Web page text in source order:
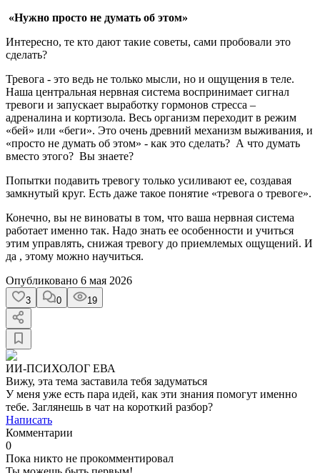
«Нужно просто не думать об этом»
Интересно, те кто дают такие советы, сами пробовали это
сделать?
Тревога - это ведь не только мысли, но и ощущения в теле.
Наша центральная нервная система воспринимает сигнал
тревоги и запускает выработку гормонов стресса –
адреналина и кортизола. Весь организм переходит в режим
«бей» или «беги». Это очень древний механизм выживания, и
«просто не думать об этом» - как это сделать? А что думать
вместо этого? Вы знаете?
Попытки подавить тревогу только усиливают ее, создавая
замкнутый круг. Есть даже такое понятие «тревога о тревоге».
Конечно, вы не виноваты в том, что ваша нервная система
работает именно так. Надо знать ее особенности и учиться
этим управлять, снижая тревогу до приемлемых ощущений. И
да , этому можно научиться.
Опубликовано 6 мая 2026
3 0 19
ИИ-ПСИХОЛОГ ЕВА
Вижу, эта тема заставила тебя задуматься
У меня уже есть пара идей, как эти знания помогут именно
тебе. Заглянешь в чат на короткий разбор?
Написать
Комментарии
0
Пока никто не прокомментировал